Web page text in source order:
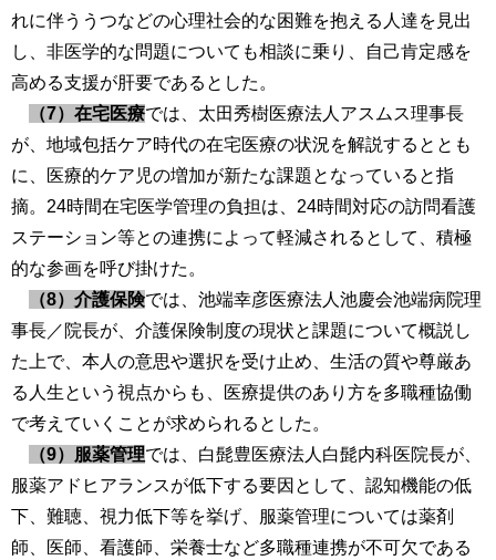
れに伴ううつなどの心理社会的な困難を抱える人達を見出
し、非医学的な問題についても相談に乗り、自己肯定感を
高める支援が肝要であるとした。
（7）在宅医療では、太田秀樹医療法人アスムス理事長
が、地域包括ケア時代の在宅医療の状況を解説するととも
に、医療的ケア児の増加が新たな課題となっていると指
摘。24時間在宅医学管理の負担は、24時間対応の訪問看護
ステーション等との連携によって軽減されるとして、積極
的な参画を呼び掛けた。
（8）介護保険では、池端幸彦医療法人池慶会池端病院理
事長／院長が、介護保険制度の現状と課題について概説し
た上で、本人の意思や選択を受け止め、生活の質や尊厳あ
る人生という視点からも、医療提供のあり方を多職種協働
で考えていくことが求められるとした。
（9）服薬管理では、白髭豊医療法人白髭内科医院長が、
服薬アドヒアランスが低下する要因として、認知機能の低
下、難聴、視力低下等を挙げ、服薬管理については薬剤
師、医師、看護師、栄養士など多職種連携が不可欠である